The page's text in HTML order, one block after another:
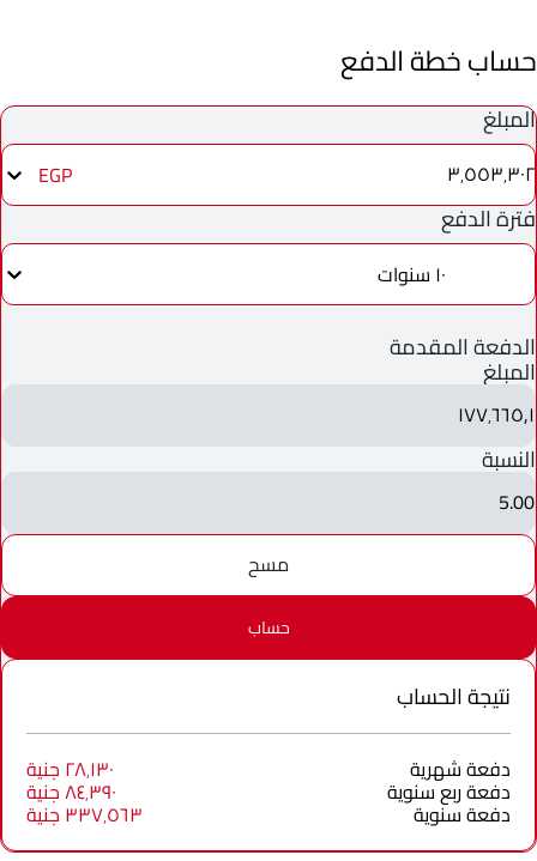
حساب خطة الدفع
المبلغ
٣٬٥٥٣٬٣٠٢ EGP
فترة الدفع
١٠ سنوات
الدفعة المقدمة
المبلغ
١٧٧٬٦٦٥٫١
النسبة
5.00
مسح
حساب
نتيجة الحساب
دفعة شهرية ٢٨٬١٣٠ جنية
دفعة ربع سنوية ٨٤٬٣٩٠ جنية
دفعة سنوية ٣٣٧٬٥٦٣ جنية